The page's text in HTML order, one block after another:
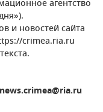
агентство
и новостей сайта
crimea.ria.ru
news.crimea@ria.ru